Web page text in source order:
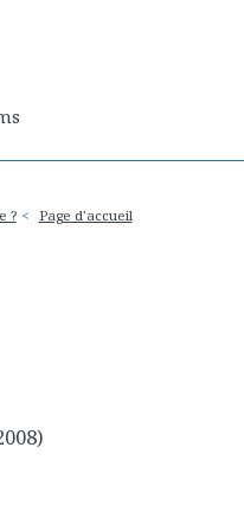
?
Page d'accueil